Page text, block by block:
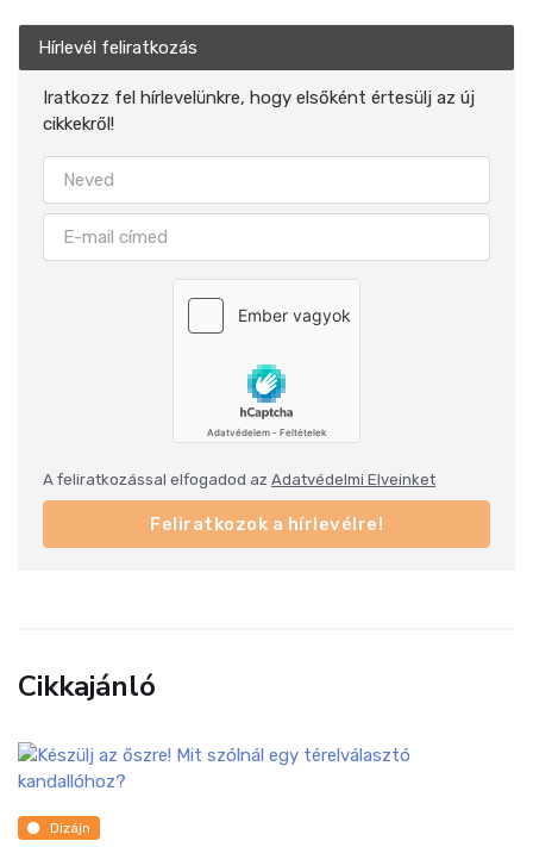
Hírlevél feliratkozás
Iratkozz fel hírlevelünkre, hogy elsőként értesülj az új
cikkekről!
A feliratkozással elfogadod az Adatvédelmi Elveinket
Feliratkozok a hírlevélre!
Cikkajánló
Dizájn